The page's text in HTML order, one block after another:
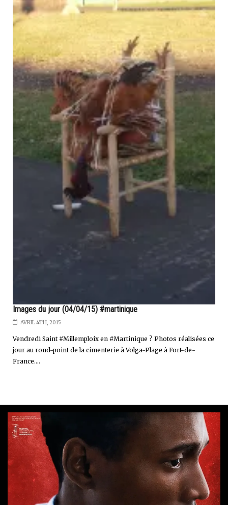
Images du jour (04/04/15) #martinique
AVRIL 4TH, 2015
Vendredi Saint #Millemploix en #Martinique ? Photos réalisées ce
jour au rond-point de la cimenterie à Volga-Plage à Fort-de-
France....